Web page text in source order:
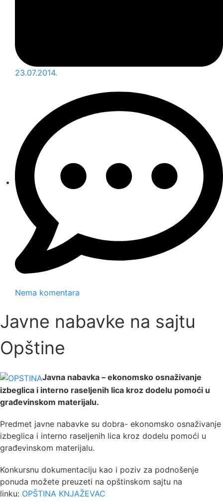
23.07.2014.
Nema komentara
Javne nabavke na sajtu
Opštine
Javna nabavka – ekonomsko osnaživanje
izbeglica i interno raseljenih lica kroz dodelu pomoći u
građevinskom materijalu.
Predmet javne nabavke su dobra- ekonomsko osnaživanje
izbeglica i interno raseljenih lica kroz dodelu pomoći u
građevinskom materijalu.
Konkursnu dokumentaciju kao i poziv za podnošenje
ponuda možete preuzeti na opštinskom sajtu na
linku: OPŠTINA KNJAŽEVAC